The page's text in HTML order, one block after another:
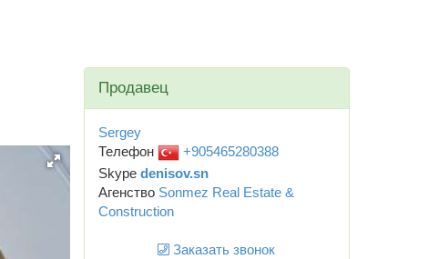
Продавец
Sergey
Телефон
+905465280388
Skype denisov.sn
Агенство Sonmez Real Estate &
Construction
Заказать звонок